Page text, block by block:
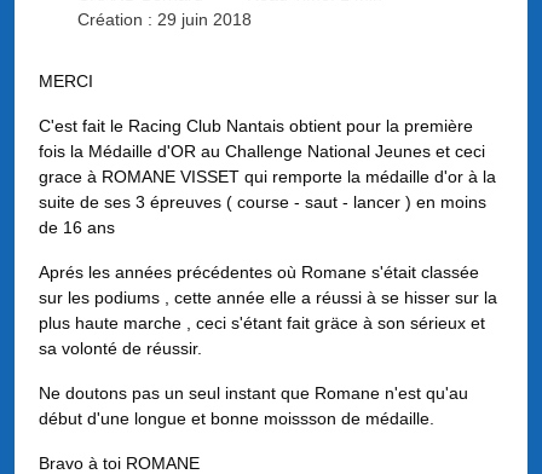
Création : 29 juin 2018
MERCI
C'est fait le Racing Club Nantais obtient pour la première
fois la Médaille d'OR au Challenge National Jeunes et ceci
grace à ROMANE VISSET qui remporte la médaille d'or à la
suite de ses 3 épreuves ( course - saut - lancer ) en moins
de 16 ans
Aprés les années précédentes où Romane s'était classée
sur les podiums , cette année elle a réussi à se hisser sur la
plus haute marche , ceci s'étant fait gräce à son sérieux et
sa volonté de réussir.
Ne doutons pas un seul instant que Romane n'est qu'au
début d'une longue et bonne moissson de médaille.
Bravo à toi ROMANE